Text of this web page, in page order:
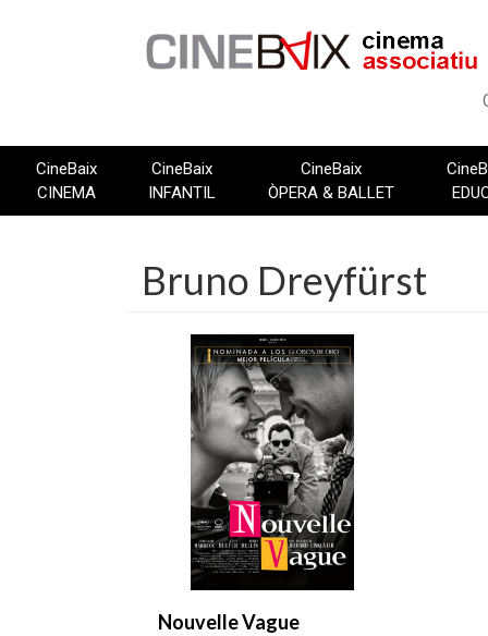
CineBaix
CINEMA
CineBaix
INFANTIL
CineBaix
ÒPERA & BALLET
Bruno Dreyfürst
Nouvelle Vague